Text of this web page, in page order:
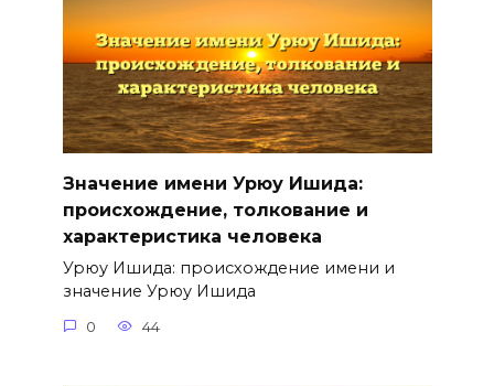
Значение имени Урюу Ишида:
происхождение, толкование и
характеристика человека
Урюу Ишида: происхождение имени и
значение Урюу Ишида
0 44